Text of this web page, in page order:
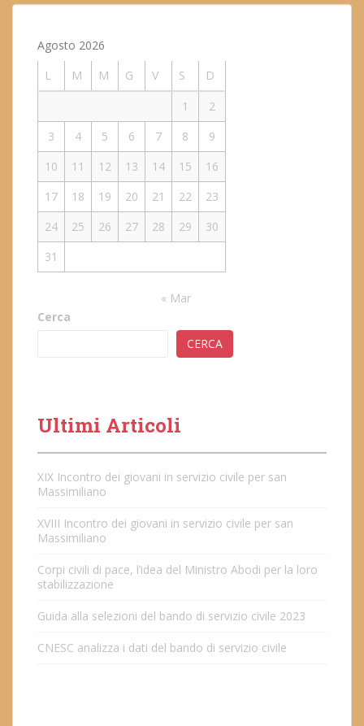
Agosto 2026
L
M M G V S
D
1
2
3
4 5 6 7 8
9
10
11 12 13 14 15
16
17
18 19 20 21 22
23
24
25 26 27 28 29
30
31
« Mar
Cerca
CERCA
Ultimi Articoli
XIX Incontro dei giovani in servizio civile per san
Massimiliano
XVIII Incontro dei giovani in servizio civile per san
Massimiliano
Corpi civili di pace, l’idea del Ministro Abodi per la loro
stabilizzazione
Guida alla selezioni del bando di servizio civile 2023
CNESC analizza i dati del bando di servizio civile